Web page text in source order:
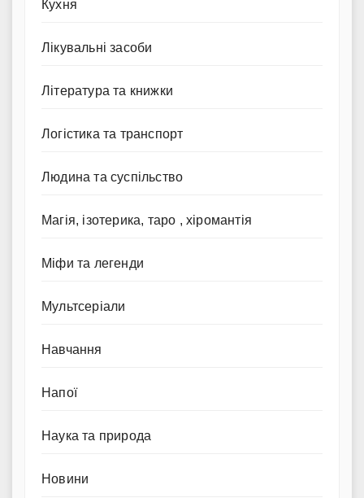
Кухня
Лікувальні засоби
Література та книжки
Логістика та транспорт
Людина та суспільство
Магія, ізотерика, таро , хіромантія
Міфи та легенди
Мультсеріали
Навчання
Напої
Наука та природа
Новини